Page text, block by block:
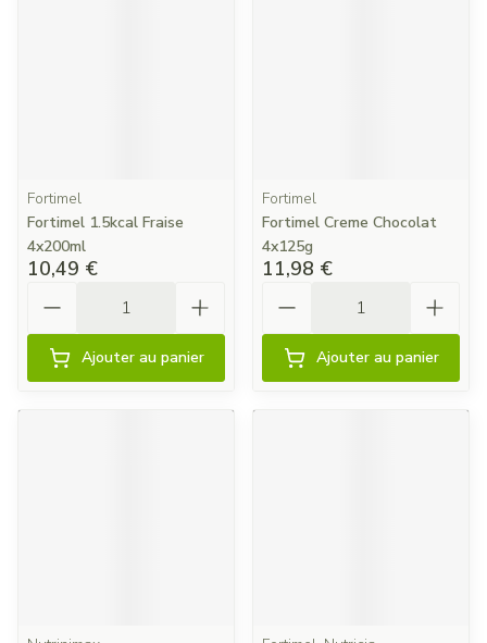
Fortimel
Fortimel 1.5kcal Fraise
4x200ml
10,49 €
Ajouter au panier
Fortimel
Fortimel Creme Chocolat
4x125g
11,98 €
Ajouter au panier